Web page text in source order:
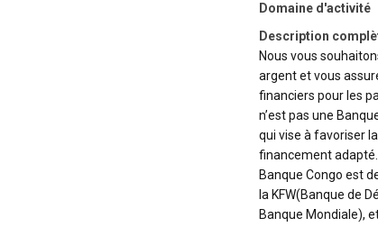
Domaine d'activité
Description
Nous vous
argent et vous
financiers pour les
n’est pas une
qui vise à favoriser
financement adapté.
Banque Congo est
la KFW(Banque de
Banque Mondiale),